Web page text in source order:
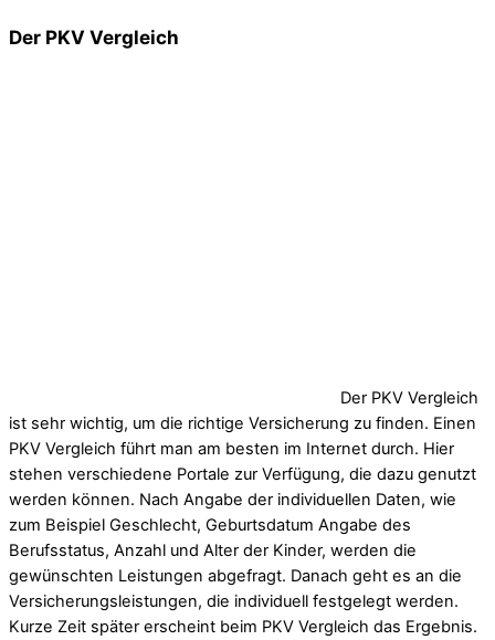
Der PKV Vergleich
Der PKV Vergleich
ist sehr wichtig, um die richtige Versicherung zu finden. Einen
PKV Vergleich führt man am besten im Internet durch. Hier
stehen verschiedene Portale zur Verfügung, die dazu genutzt
werden können. Nach Angabe der individuellen Daten, wie
zum Beispiel Geschlecht, Geburtsdatum Angabe des
Berufsstatus, Anzahl und Alter der Kinder, werden die
gewünschten Leistungen abgefragt. Danach geht es an die
Versicherungsleistungen, die individuell festgelegt werden.
Kurze Zeit später erscheint beim PKV Vergleich das Ergebnis.